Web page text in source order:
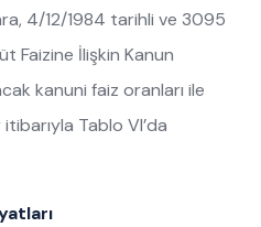
4/12/1984 tarihli ve 3095
Faizine İlişkin Kanun
kanuni faiz oranları ile
Tablo VI’da